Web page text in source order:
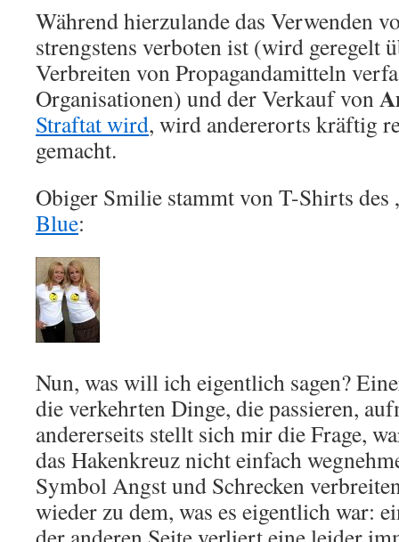
Während hierzulande das Verwenden
strengstens verboten ist (wird geregelt
Verbreiten von Propagandamitteln
Organisationen) und der Verkauf von
Straftat wird, wird andererorts kräftig
gemacht.
Obiger Smilie stammt von T-Shirts des
Blue:
Nun, was will ich eigentlich sagen?
die verkehrten Dinge, die passieren,
andererseits stellt sich mir die Frage,
das Hakenkreuz nicht einfach
Symbol Angst und Schrecken
wieder zu dem, was es eigentlich war: